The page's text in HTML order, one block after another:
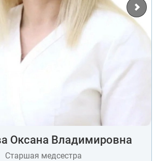
Оксана Владимировна
Старшая медсестра